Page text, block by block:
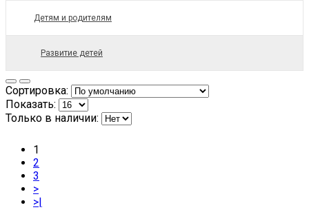
Детям и родителям
Развитие детей
Сортировка:
Показать:
Только в наличии:
1
2
3
>
>|